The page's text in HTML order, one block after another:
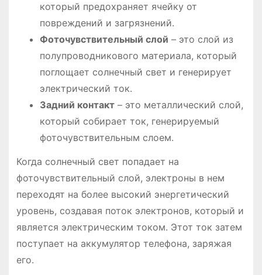
который предохраняет ячейку от
повреждений и загрязнений.
Фоточувствительный слой – это слой из
полупроводникового материала, который
поглощает солнечный свет и генерирует
электрический ток.
Задний контакт– это металлический слой,
который собирает ток, генерируемый
фоточувствительным слоем.
Когда солнечный свет попадает на
фоточувствительный слой, электроны в нем
переходят на более высокий энергетический
уровень, создавая поток электронов, который и
является электрическим током. Этот ток затем
поступает на аккумулятор телефона, заряжая
его.